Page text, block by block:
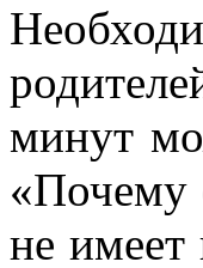
минут
«Почему
не имеет